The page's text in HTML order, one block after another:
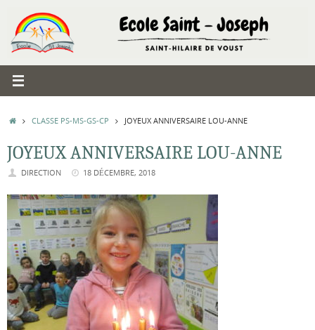
contenu
ACCUEIL
CLASSE PS-MS-GS-CP JOYEUX ANNIVERSAIRE LOU-ANNE
JOYEUX ANNIVERSAIRE LOU-ANNE
DIRECTION 18 DÉCEMBRE, 2018